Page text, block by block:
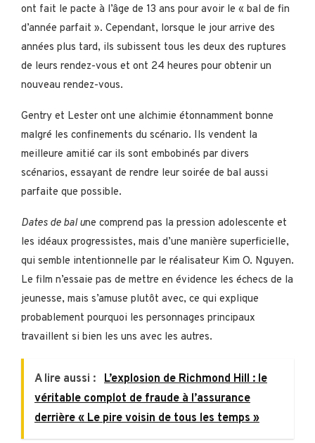
ont fait le pacte à l’âge de 13 ans pour avoir le « bal de fin
d’année parfait ». Cependant, lorsque le jour arrive des
années plus tard, ils subissent tous les deux des ruptures
de leurs rendez-vous et ont 24 heures pour obtenir un
nouveau rendez-vous.
Gentry et Lester ont une alchimie étonnamment bonne
malgré les confinements du scénario. Ils vendent la
meilleure amitié car ils sont embobinés par divers
scénarios, essayant de rendre leur soirée de bal aussi
parfaite que possible.
Dates de bal une comprend pas la pression adolescente et
les idéaux progressistes, mais d’une manière superficielle,
qui semble intentionnelle par le réalisateur Kim O. Nguyen.
Le film n’essaie pas de mettre en évidence les échecs de la
jeunesse, mais s’amuse plutôt avec, ce qui explique
probablement pourquoi les personnages principaux
travaillent si bien les uns avec les autres.
A lire aussi :
L’explosion de Richmond Hill : le
véritable complot de fraude à l’assurance
derrière « Le pire voisin de tous les temps »